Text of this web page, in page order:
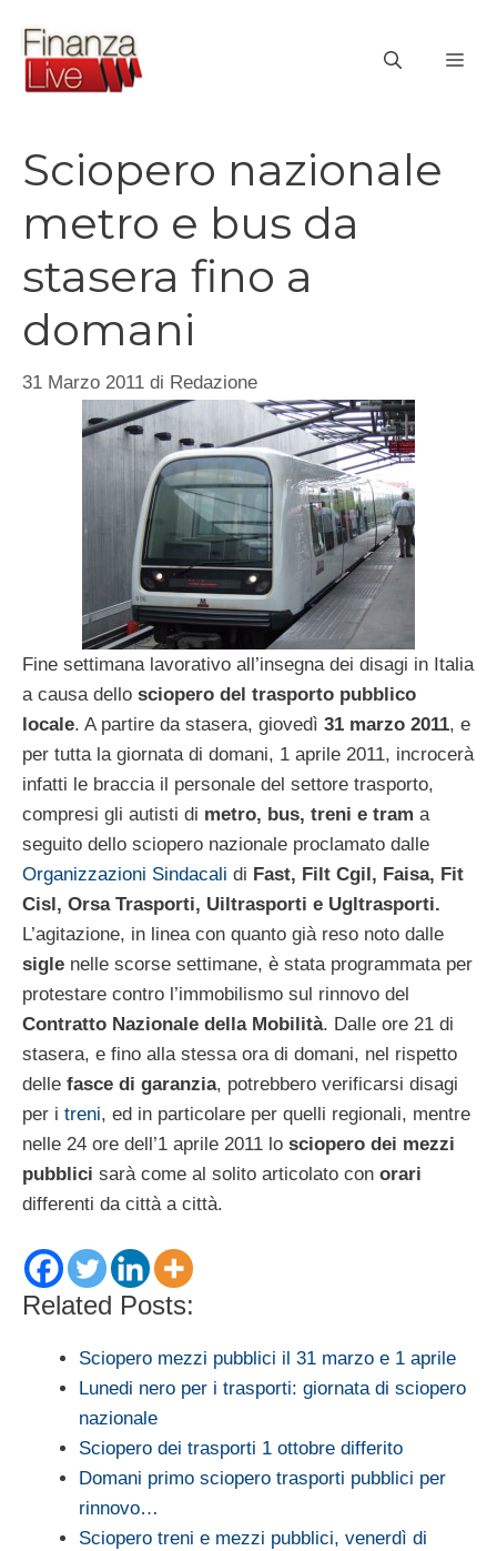
contenuto
Sciopero nazionale
metro e bus da
stasera fino a
domani
31 Marzo 2011 di Redazione
Fine settimana lavorativo all’insegna dei disagi in Italia
a causa dello sciopero del trasporto pubblico
locale. A partire da stasera, giovedì 31 marzo 2011, e
per tutta la giornata di domani, 1 aprile 2011, incrocerà
infatti le braccia il personale del settore trasporto,
compresi gli autisti di metro, bus, treni e tram a
seguito dello sciopero nazionale proclamato dalle
Organizzazioni Sindacali di Fast, Filt Cgil, Faisa, Fit
Cisl, Orsa Trasporti, Uiltrasporti e Ugltrasporti.
L’agitazione, in linea con quanto già reso noto dalle
sigle nelle scorse settimane, è stata programmata per
protestare contro l’immobilismo sul rinnovo del
Contratto Nazionale della Mobilità. Dalle ore 21 di
stasera, e fino alla stessa ora di domani, nel rispetto
delle fasce di garanzia, potrebbero verificarsi disagi
per i treni, ed in particolare per quelli regionali, mentre
nelle 24 ore dell’1 aprile 2011 lo sciopero dei mezzi
pubblici sarà come al solito articolato con orari
differenti da città a città.
Related Posts:
Sciopero mezzi pubblici il 31 marzo e 1 aprile
Lunedi nero per i trasporti: giornata di sciopero
nazionale
Sciopero dei trasporti 1 ottobre differito
Domani primo sciopero trasporti pubblici per
rinnovo…
Sciopero treni e mezzi pubblici, venerdì di